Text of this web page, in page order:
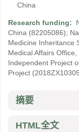
China
Research funding:
China (82205086);
Medicine Inheritance
Medical Affairs
Independent Project
Project
摘要
HTML全文